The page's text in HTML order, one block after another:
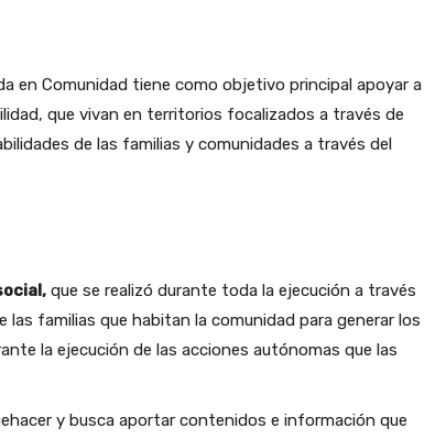
en Comunidad tiene como objetivo principal apoyar a
que vivan en territorios focalizados a través de
de las familias y comunidades a través del
que se realizó durante toda la ejecución a través
familias que habitan la comunidad para generar los
la ejecución de las acciones autónomas que las
y busca aportar contenidos e información que